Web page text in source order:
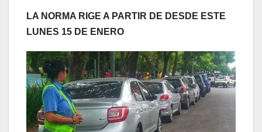
LA NORMA RIGE A PARTIR DE DESDE ESTE
LUNES 15 DE ENERO